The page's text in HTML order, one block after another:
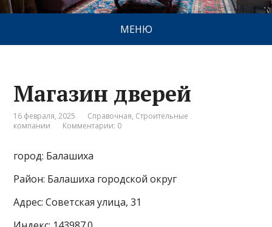
МЕНЮ
Магазин дверей
16 февраля, 2025 Справочная, Строительные
компании
Комментарии: 0
город: Балашиха
Район: Балашиха городской округ
Адрес: Советская улица, 31